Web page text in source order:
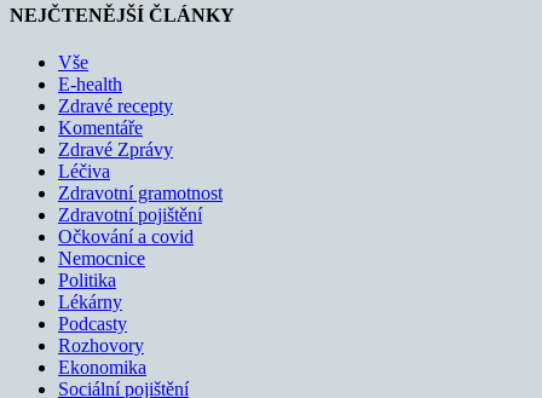
NEJČTENĚJŠÍ ČLÁNKY
Vše
E-health
Zdravé recepty
Komentáře
Zdravé Zprávy
Léčiva
Zdravotní gramotnost
Zdravotní pojištění
Očkování a covid
Nemocnice
Politika
Lékárny
Podcasty
Rozhovory
Ekonomika
Sociální pojištění